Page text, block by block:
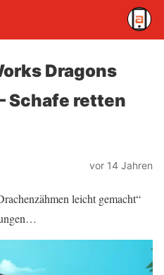
Dragons
Schafe retten
vor 14 Jahren
leicht gemacht“